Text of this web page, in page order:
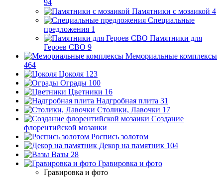
94
Памятники с мозаикой 4
Специальные
предложения 1
Памятники для
Героев СВО 9
Мемориальные комплексы
464
Цоколя 123
Ограды 100
Цветники 16
Надгробная плита 31
Столики, Лавочки 17
Создание
флорентийской мозаики
Роспись золотом
Декор на памятник 104
Вазы 28
Гравировка и фото
Гравировка и фото